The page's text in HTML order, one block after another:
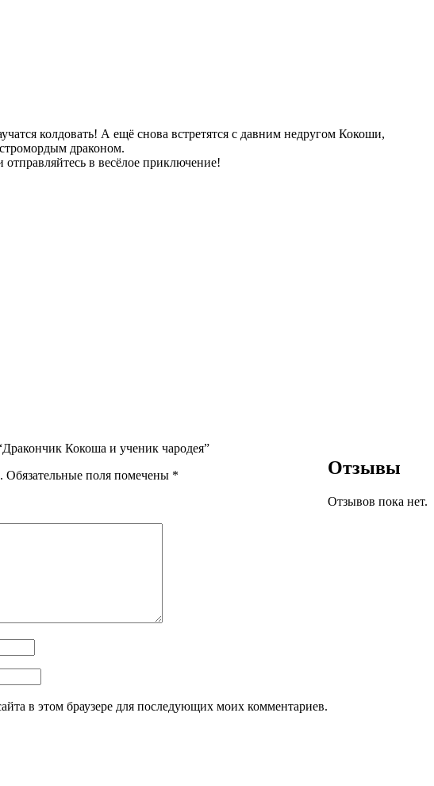
колдовать! А ещё снова встретятся с давним недругом Кокоши,
драконом.
в весёлое приключение!
Отзывы
Отзывов пока нет.
Кокоша и ученик чародея”
Обязательные поля помечены *
в этом браузере для последующих моих комментариев.